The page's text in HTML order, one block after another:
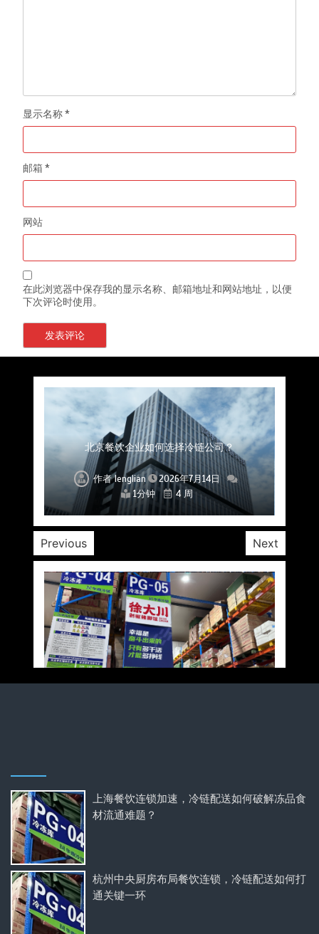
显示名称*
邮箱*
网站
在此浏览器中保存我的显示名称、邮箱地址和网站地址，以便
下次评论时使用。
上海餐饮连锁加速，冷链配送如何破解冻品食材
流通难题？
作者lenglian
2026年7月14日
1分钟
4 周
杭州中央厨房布局餐饮连锁，冷链配送如何打通
关键一环
作者lenglian
2026年7月14日
1分钟
4 周
北京餐饮企业如何选择冷链公司？
作者lenglian
2026年7月14日
1分钟
4 周
深圳冷链物流如何护航餐饮连锁？冻品食材流通
全解析
作者lenglian
2026年7月14日
1分钟
4 周
北京餐饮仓配一体化的核心价值与落地实践解析
作者lenglian
2026年7月14日
1分钟
4 周
武汉冻品配送三要素：控温、时效、低成本如何
兼得？
作者lenglian
2026年7月14日
1分钟
4 周
重庆冷链布局解冻食材运输密码，餐饮连锁如何
稳控品质？
作者lenglian
2026年7月14日
1分钟
4 周
Previous Next
上海餐饮连锁加速，冷链配送如何破解冻品食
材流通难题？
杭州中央厨房布局餐饮连锁，冷链配送如何打
通关键一环